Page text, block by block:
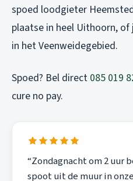
spoed loodgieter
plaatse in heel Uithoorn,
in het Veenweidegebied.
Spoed? Bel direct 085 019
cure no pay.
“Zondagnacht om 2 uur
spoot uit de muur in